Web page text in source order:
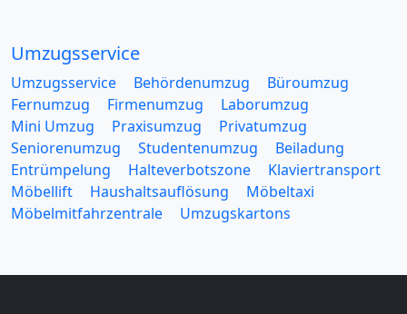
Umzugsservice
Umzugsservice Behördenumzug
Büroumzug
Fernumzug
Firmenumzug
Laborumzug
Mini Umzug
Praxisumzug
Privatumzug
Seniorenumzug
Studentenumzug
Beiladung
Entrümpelung
Halteverbotszone
Klaviertransport
Möbellift
Haushaltsauflösung
Möbeltaxi
Möbelmitfahrzentrale
Umzugskartons